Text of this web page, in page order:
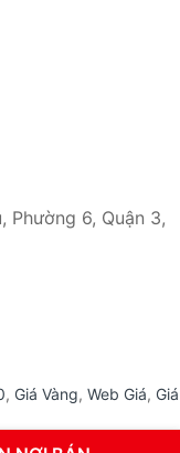
Phường 6, Quận 3,
, Giá Vàng, Web Giá, Giá